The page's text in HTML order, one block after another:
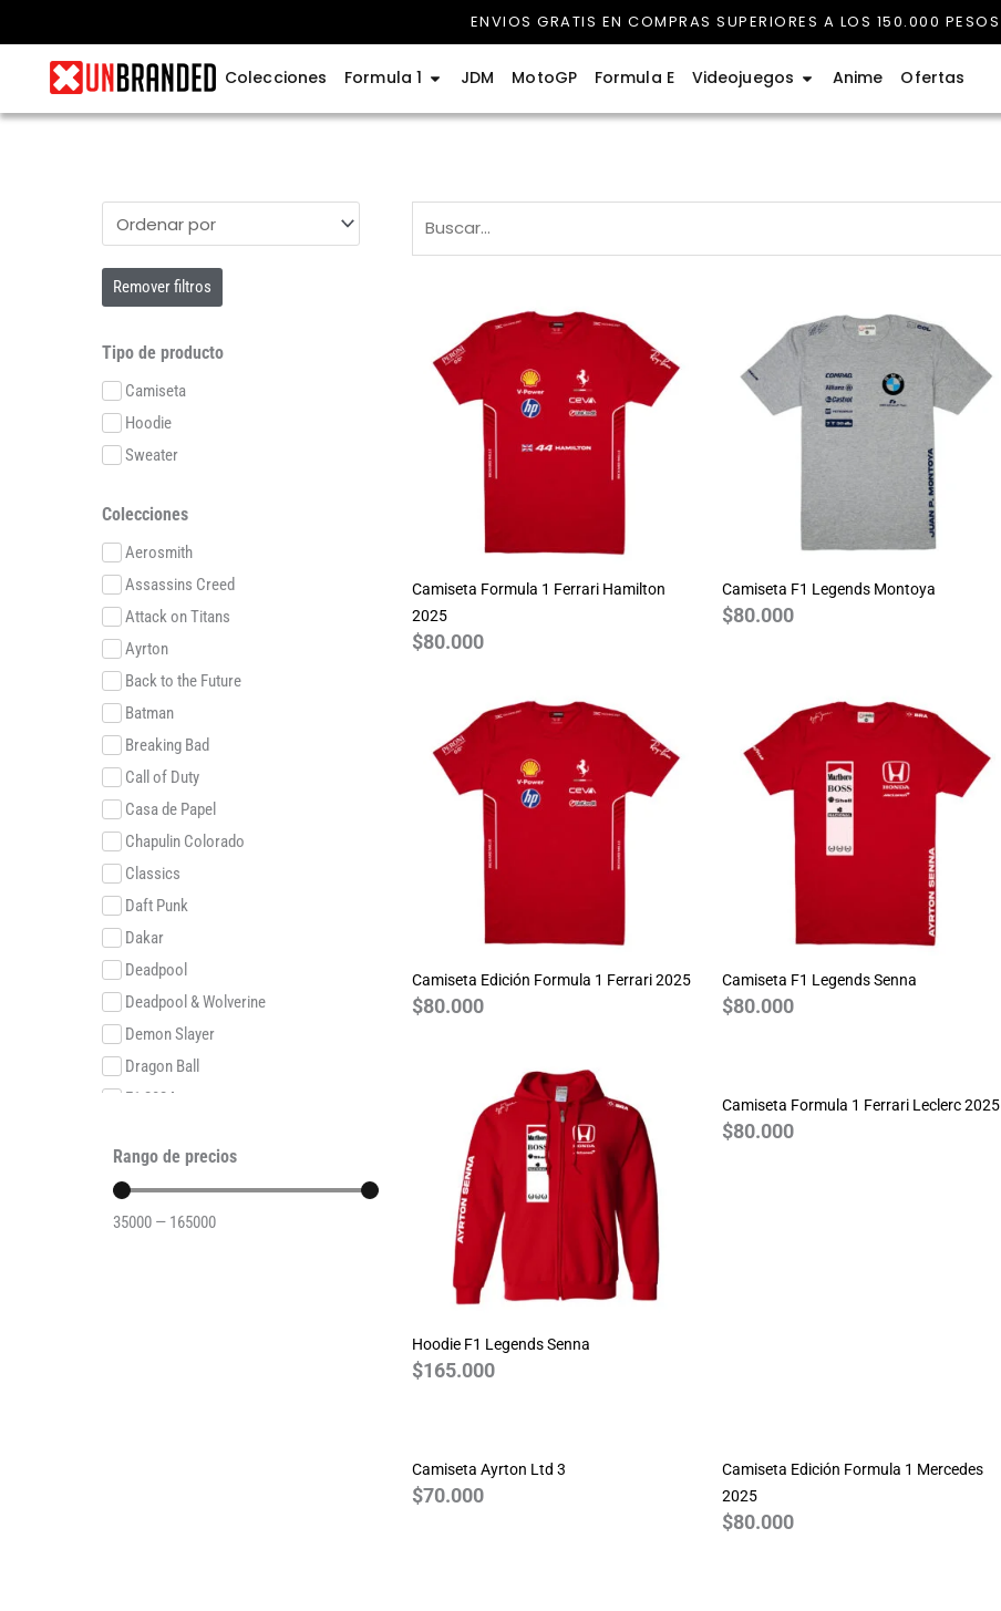
contenido
ENVIOS GRATIS EN COMPRAS SUPERIORES A LOS 150.000 PESOS
Colecciones Formula 1 Abrir Formula 1
JDM MotoGP Formula E Videojuegos Abrir Videojuegos
Anime Ofertas
Remover filtros
Tipo de producto
Camiseta
Hoodie
Sweater
Colecciones
Aerosmith
Assassins Creed
Attack on Titans
Ayrton
Back to the Future
Batman
Breaking Bad
Call of Duty
Casa de Papel
Chapulin Colorado
Classics
Daft Punk
Dakar
Deadpool
Deadpool & Wolverine
Demon Slayer
Dragon Ball
F1 2024
F1 2025O
F1 2026
F1 2026O
Rango de precios
35000 — 165000
Camiseta Formula 1 Ferrari Hamilton
2025
$80.000
Camiseta F1 Legends Montoya
$80.000
Camiseta Edición Formula 1 Ferrari 2025
$80.000
Camiseta F1 Legends Senna
$80.000
Hoodie F1 Legends Senna
$165.000
Camiseta Formula 1 Ferrari Leclerc 2025
$80.000
Camiseta Ayrton Ltd 3
$70.000
Camiseta Edición Formula 1 Mercedes
2025
$80.000